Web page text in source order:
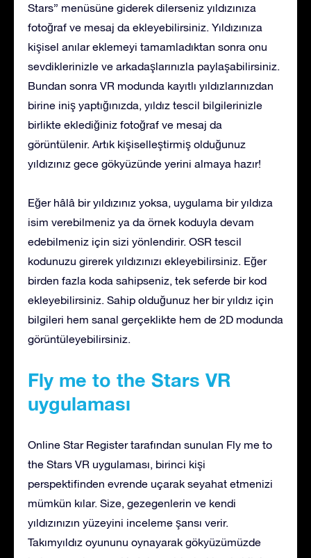
Stars” menüsüne giderek dilerseniz yıldızınıza
fotoğraf ve mesaj da ekleyebilirsiniz. Yıldızınıza
kişisel anılar eklemeyi tamamladıktan sonra onu
sevdiklerinizle ve arkadaşlarınızla paylaşabilirsiniz.
Bundan sonra VR modunda kayıtlı yıldızlarınızdan
birine iniş yaptığınızda, yıldız tescil bilgilerinizle
birlikte eklediğiniz fotoğraf ve mesaj da
görüntülenir. Artık kişiselleştirmiş olduğunuz
yıldızınız gece gökyüzünde yerini almaya hazır!
Eğer hâlâ bir yıldızınız yoksa, uygulama bir yıldıza
isim verebilmeniz ya da örnek koduyla devam
edebilmeniz için sizi yönlendirir. OSR tescil
kodunuzu girerek yıldızınızı ekleyebilirsiniz. Eğer
birden fazla koda sahipseniz, tek seferde bir kod
ekleyebilirsiniz. Sahip olduğunuz her bir yıldız için
bilgileri hem sanal gerçeklikte hem de 2D modunda
görüntüleyebilirsiniz.
Fly me to the Stars VR
uygulaması
Online Star Register tarafından sunulan Fly me to
the Stars VR uygulaması, birinci kişi
perspektifinden evrende uçarak seyahat etmenizi
mümkün kılar. Size, gezegenlerin ve kendi
yıldızınızın yüzeyini inceleme şansı verir.
Takımyıldız oyununu oynayarak gökyüzümüzde